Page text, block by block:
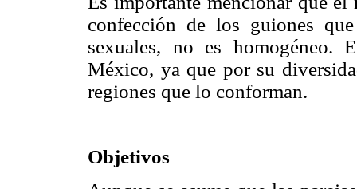
confección de los guiones
sexuales, no es homogéneo.
México, ya que por su
regiones que lo conforman.
Objetivos